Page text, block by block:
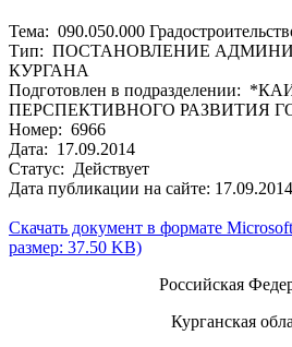
Тема: 090.050.000
Тип: ПОСТАНОВЛЕНИЕ
КУРГАНА
Подготовлен в подразделении:
ПЕРСПЕКТИВНОГО РАЗВИТИЯ
Номер: 6966
Дата: 17.09.2014
Статус: Действует
Дата публикации на сайте: 17.09.2014
Скачать документ в формате
размер: 37.50 KB)
Российская
Курганская